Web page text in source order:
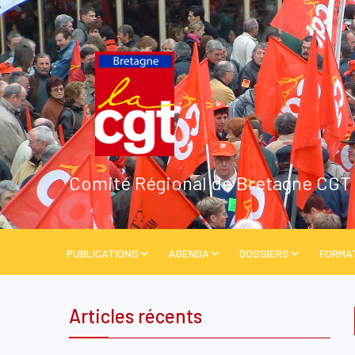
Comité Régional de Bretagne CGT
PUBLICATIONS AGENDA DOSSIERS
Articles récents